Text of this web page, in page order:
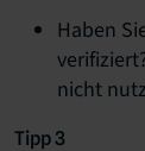
Haben
nicht
Tipp 3